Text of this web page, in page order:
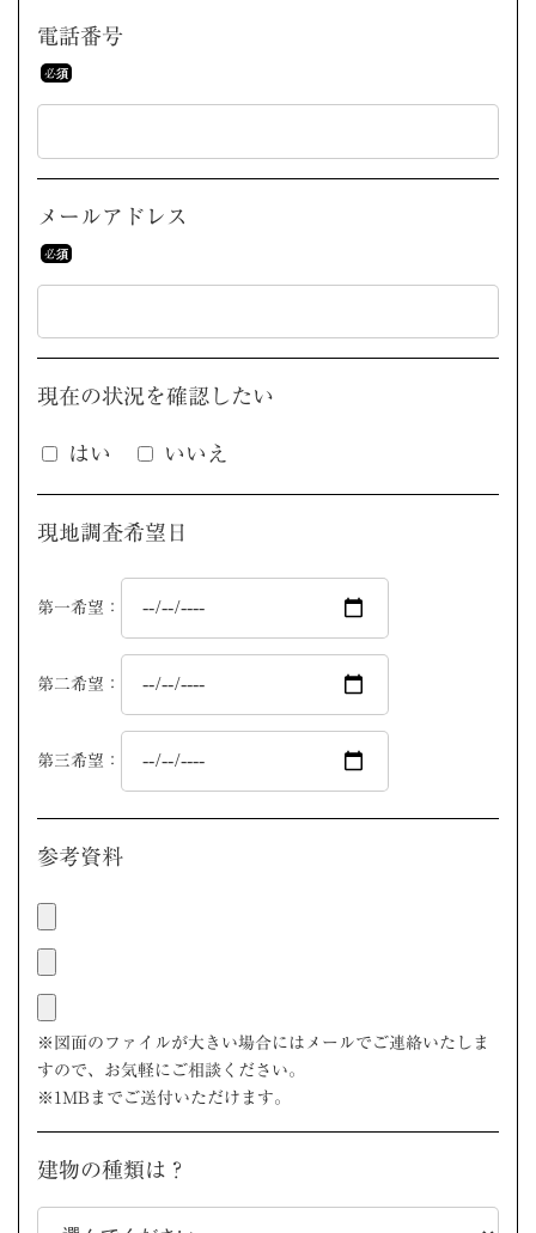
電話番号
メールアドレス
現在の状況を確認したい
はい いいえ
現地調査希望日
第一希望：
第二希望：
第三希望：
参考資料
※図面のファイルが大きい場合にはメールでご連絡いたしま
すので、お気軽にご相談ください。
※1MBまでご送付いただけます。
建物の種類は？